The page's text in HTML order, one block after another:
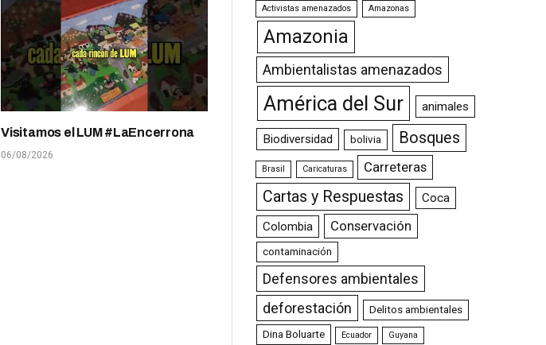
Visitamos el LUM #LaEncerrona
06/08/2026
Activistas amenazados Amazonas
Amazonia
Ambientalistas amenazados
América del Sur animales
Biodiversidad bolivia Bosques
Brasil Caricaturas Carreteras
Cartas y Respuestas
Coca
Colombia
Conservación
contaminación
Defensores ambientales
deforestación
Delitos ambientales
Dina Boluarte Ecuador Guyana